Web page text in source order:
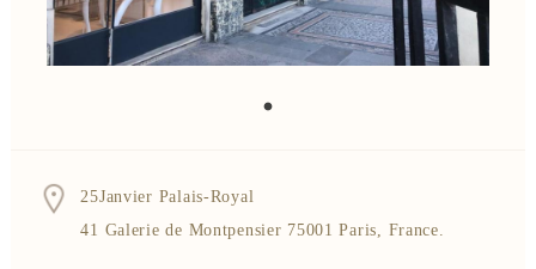
25Janvier Palais-Royal
41 Galerie de Montpensier 75001 Paris, France.